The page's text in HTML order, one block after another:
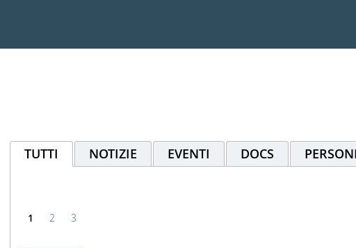
TUTTI NOTIZIE EVENTI DOCS
1 2 3